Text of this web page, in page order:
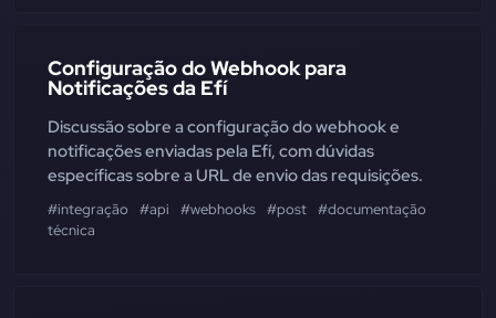
Configuração do Webhook para
Notificações da Efí
Discussão sobre a configuração do webhook e
notificações enviadas pela Efí, com dúvidas
específicas sobre a URL de envio das requisições.
#integração #api #webhooks #post #documentação
técnica